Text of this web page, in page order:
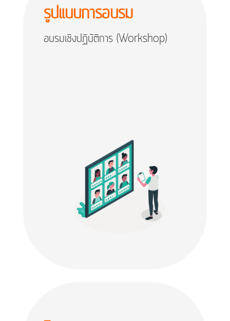
รูปแบบการอบรม
อบรมเชิงปฏิบัติการ (Workshop)